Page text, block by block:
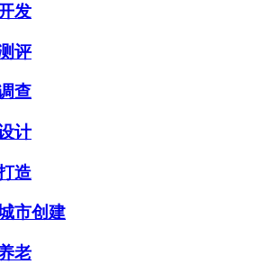
发
评
查
计
造
市创建
老